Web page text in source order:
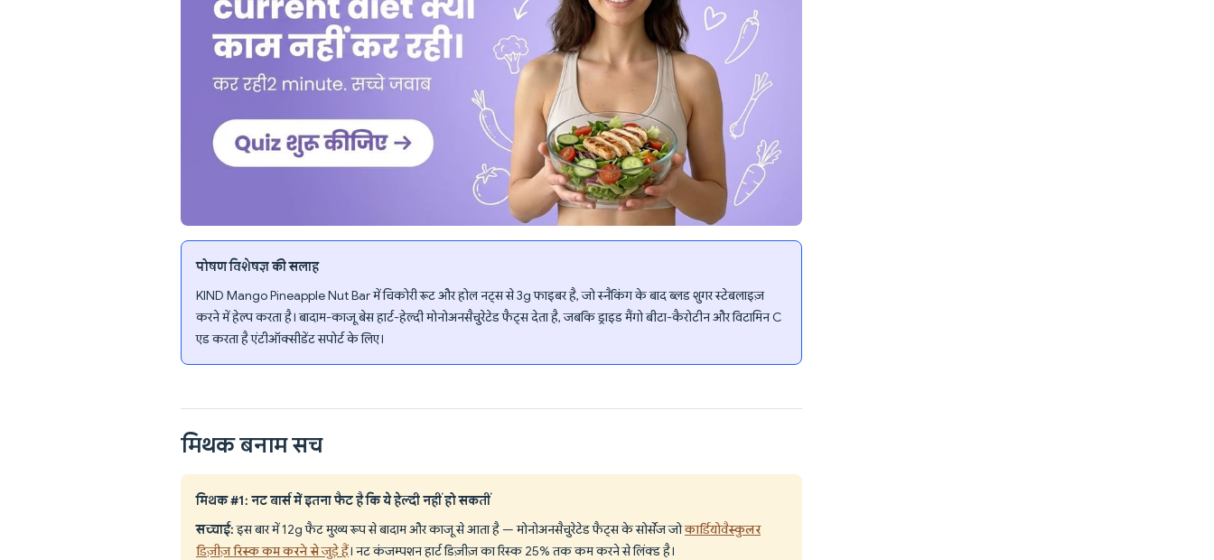
पोषण विशेषज्ञ की सलाह
KIND Mango Pineapple Nut Bar में चिकोरी रूट और होल नट्स से 3g फाइबर है, जो स्नैकिंग के बाद ब्लड शुगर स्टेबलाइज़
करने में हेल्प करता है। बादाम-काजू बेस हार्ट-हेल्दी मोनोअनसैचुरेटेड फैट्स देता है, जबकि ड्राइड मैंगो बीटा-कैरोटीन और विटामिन C
एड करता है एंटीऑक्सीडेंट सपोर्ट के लिए।
मिथक बनाम सच
मिथक #1: नट बार्स में इतना फैट है कि ये हेल्दी नहीं हो सकतीं
सच्चाई:इस बार में 12g फैट मुख्य रूप से बादाम और काजू से आता है — मोनोअनसैचुरेटेड फैट्स के सोर्सेज जोकार्डियोवैस्कुलर
डिज़ीज़ रिस्क कम करने से जुड़े हैं। नट कंजम्पशन हार्ट डिज़ीज़ का रिस्क 25% तक कम करने से लिंक्ड है।